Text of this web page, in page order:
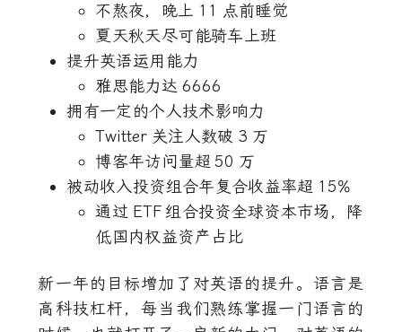
不熬夜，晚上 11 点前睡觉
夏天秋天尽可能骑车上班
提升英语运用能力
雅思能力达 6666
拥有一定的个人技术影响力
Twitter 关注人数破 3 万
博客年访问量超 50 万
被动收入投资组合年复合收益率超 15%
通过 ETF 组合投资全球资本市场，降
低国内权益资产占比
新一年的目标增加了对英语的提升。语言是
高科技杠杆，每当我们熟练掌握一门语言的